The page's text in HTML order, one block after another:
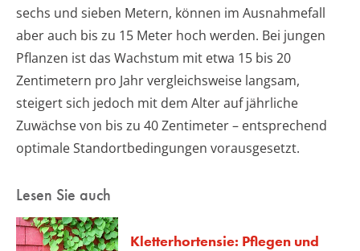
sechs und sieben Metern, können im Ausnahmefall
aber auch bis zu 15 Meter hoch werden. Bei jungen
Pflanzen ist das Wachstum mit etwa 15 bis 20
Zentimetern pro Jahr vergleichsweise langsam,
steigert sich jedoch mit dem Alter auf jährliche
Zuwächse von bis zu 40 Zentimeter – entsprechend
optimale Standortbedingungen vorausgesetzt.
Lesen Sie auch
Kletterhortensie: Pflegen und